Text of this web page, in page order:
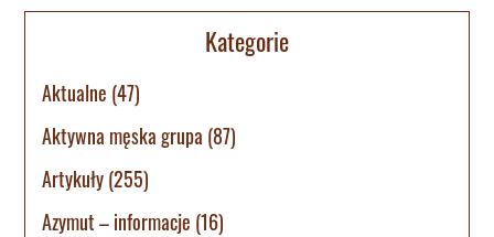
Kategorie
Aktualne (47)
Aktywna męska grupa (87)
Artykuły(255)
Azymut – informacje (16)